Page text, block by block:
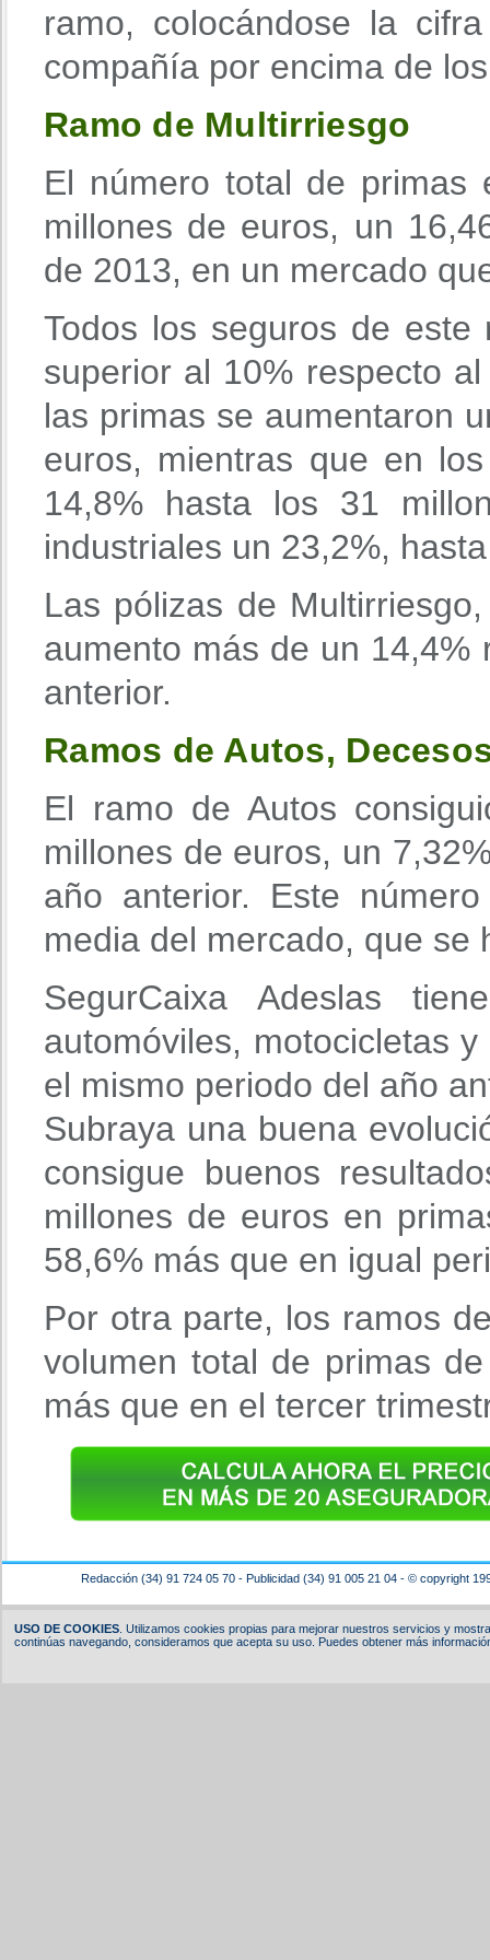
ramo, colocándose la
compañía por encima de
Ramo de Multirriesgo
El número total de
millones de euros, un
de 2013, en un mercado
Todos los seguros de este
superior al 10% respecto
las primas se aumentaron
euros, mientras que en
14,8% hasta los 31
industriales un 23,2%,
Las pólizas de
aumento más de un 14,4%
anterior.
Ramos de Autos,
El ramo de Autos
millones de euros, un
año anterior. Este
media del mercado, que se
SegurCaixa Adeslas
automóviles, motocicletas
el mismo periodo del año
Subraya una buena
consigue buenos
millones de euros en
58,6% más que en igual
Por otra parte, los ramos
volumen total de primas
más que en el tercer
Redacción (34) 91 724 05 70 - Publicidad (34) 91 005 21 04 - © copyright
USO DE COOKIES. Utilizamos cookies propias para mejorar nuestros servicios y
continúas navegando, consideramos que acepta su uso. Puedes obtener más